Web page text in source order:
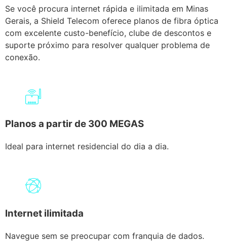
Se você procura internet rápida e ilimitada em Minas
Gerais, a Shield Telecom oferece planos de fibra óptica
com excelente custo-benefício, clube de descontos e
suporte próximo para resolver qualquer problema de
conexão.
Planos a partir de 300 MEGAS
Ideal para internet residencial do dia a dia.
Internet ilimitada
Navegue sem se preocupar com franquia de dados.